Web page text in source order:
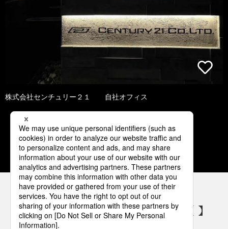
株式会社センチュリー２１ 自社オフィス
1 2 3 4 5
パナソニックの電気設備 SNSアカウント